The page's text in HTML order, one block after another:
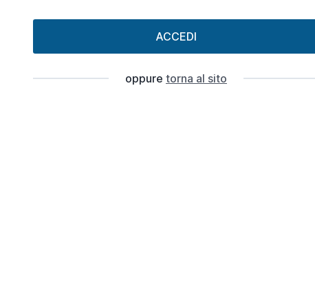
ACCEDI
oppure torna al sito